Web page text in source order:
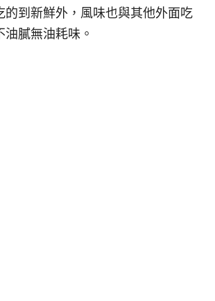
的到新鮮外，風味也與其他外面吃
膩無油耗味。